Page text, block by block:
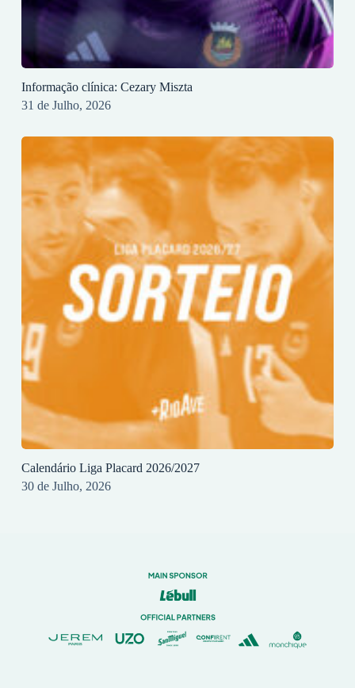
Informação clínica: Cezary Miszta
31 de Julho, 2026
Calendário Liga Placard 2026/2027
30 de Julho, 2026